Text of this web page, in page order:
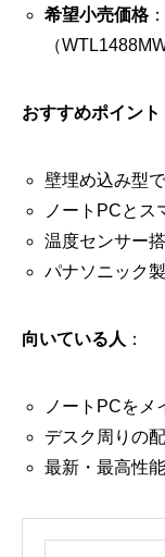
希望小売価格
（
おすすめポイント
壁埋め込み型
ノートPCとス
温度センサー
パナソニック
向いている人 ：
ノートPCをメ
デスク周りの
最新・最高性